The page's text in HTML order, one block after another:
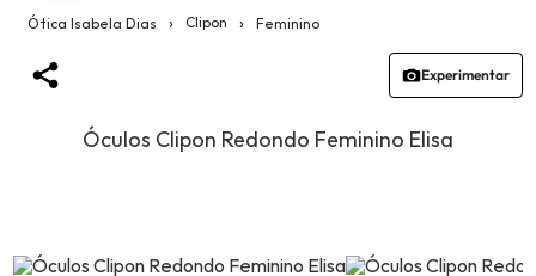
Ótica Isabela Dias › Clipon › Feminino
Experimentar
Óculos Clipon Redondo Feminino Elisa